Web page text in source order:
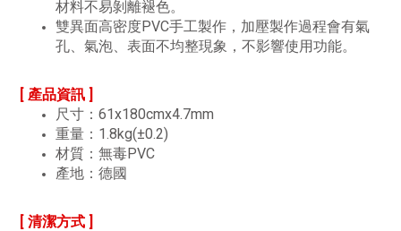
材料不易剝離褪色。
雙異面高密度PVC手工製作，加壓製作過程會有氣
孔、氣泡、表面不均整現象，不影響使用功能。
[ 產品資訊 ]
尺寸：61x180cmx4.7mm
重量：1.8kg(±0.2)
材質：無毒PVC
產地：德國
[ 清潔方式 ]